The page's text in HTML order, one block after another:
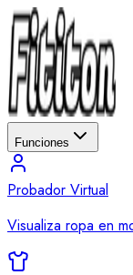
Funciones
Probador Virtual
Visualiza ropa en